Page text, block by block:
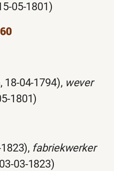
05-1801)
18-04-1794), wever
1801)
fabriekwerker
03-1823)